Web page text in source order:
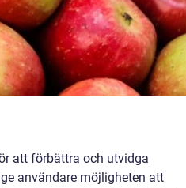
att förbättra och utvidga
användare möjligheten att